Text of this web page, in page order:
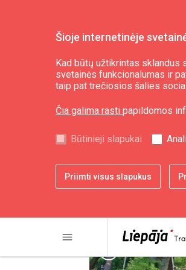
Šioje internetinėje
Kad būtų užtikrintas sklandus
svetainės funkcionalumas ir
taip pat trečiosios šalies
Čia galima rasti papildomos
Būtinieji slapukai
Priimti visus slapukus
menu
Poilsio